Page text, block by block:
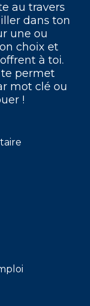
au travers
dans ton
une ou
choix et
à toi.
permet
mot clé ou
!